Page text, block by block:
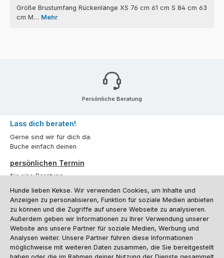
Größe Brustumfang Rückenlänge XS 76 cm 61 cm S 84 cm 63
cm M… Mehr
Persönliche Beratung
Lass dich beraten!
Gerne sind wir für dich da.
Buche einfach deinen
persönlichen Termin
für eine Beratung.
Oder über unserKontaktformular.
Vertrag widerrufen
Kundenservice
Hunde lieben Kekse. Wir verwenden Cookies, um Inhalte und
Anzeigen zu personalisieren, Funktion für soziale Medien anbieten
zu können und die Zugriffe auf unsere Webseite zu analysieren.
Außerdem geben wir Informationen zu Ihrer Verwendung unserer
Website ans unsere Partner für soziale Medien, Werbung und
Analysen weiter. Unsere Partner führen diese Informationen
möglichweise mit weiteren Daten zusammen, die Sie bereitgestellt